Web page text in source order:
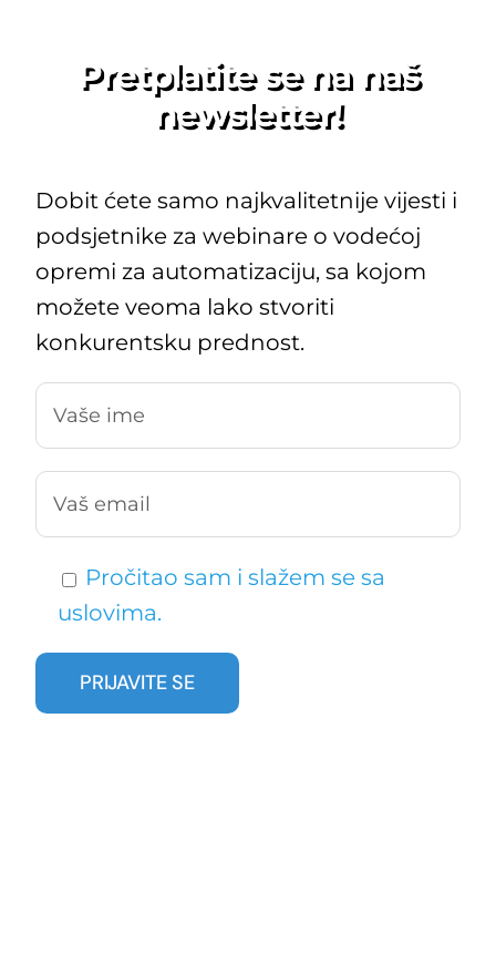
Pretplatite se na naš
newsletter!
Dobit ćete samo najkvalitetnije vijesti i
podsjetnike za webinare o vodećoj
opremi za automatizaciju, sa kojom
možete veoma lako stvoriti
konkurentsku prednost.
Pročitao sam i slažem se sa
uslovima.